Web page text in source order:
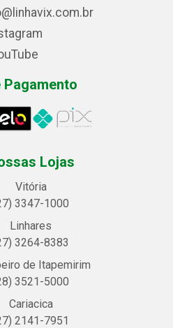
Pagamento
Lojas
Vitória
3347-1000
Linhares
3264-8383
de Itapemirim
3521-5000
Cariacica
2141-7951